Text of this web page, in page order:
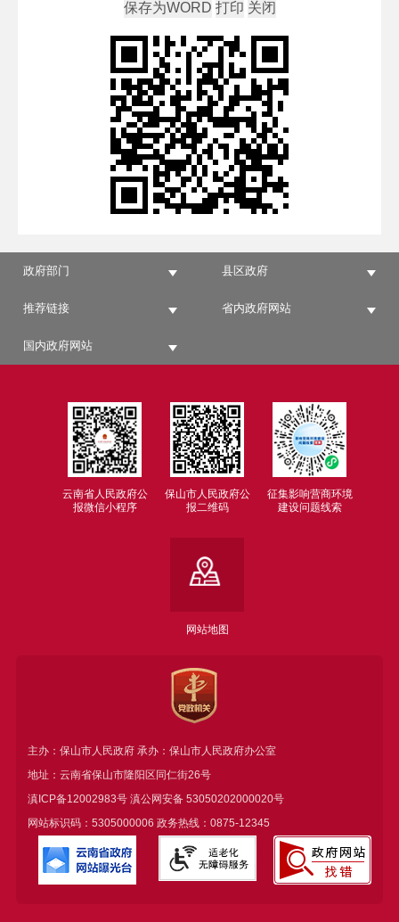
政府部门 县区政府
推荐链接 省内政府网站
国内政府网站
云南省人民政府公
报微信小程序
保山市人民政府公
报二维码
征集影响营商环境
建设问题线索
网站地图
主办：保山市人民政府 承办：保山市人民政府办公室
地址：云南省保山市隆阳区同仁街26号
滇ICP备12002983号滇公网安备 53050202000020号
网站标识码：5305000006 政务热线：0875-12345